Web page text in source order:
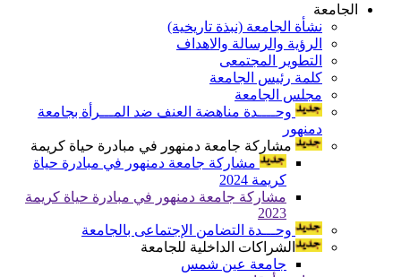
الجامعة
نشأة الجامعة (نبذة تاريخية)
الرؤية والرسالة والاهداف
التطوير المجتمعى
كلمة رئيس الجامعة
مجلس الجامعة
وحــــدة مناهضة العنف ضد المـــرأة بجامعة
دمنهور
مشاركة جامعة دمنهور في مبادرة حياة كريمة
مشاركة جامعة دمنهور في مبادرة حياة
كريمة 2024
مشاركة جامعة دمنهور في مبادرة حياة كريمة
2023
وحـــدة التضامن الإجتماعى بالجامعة
الشراكات الداخلية للجامعة
جامعة عين شمس